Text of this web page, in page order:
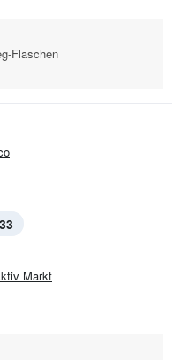
Flaschen
Markt